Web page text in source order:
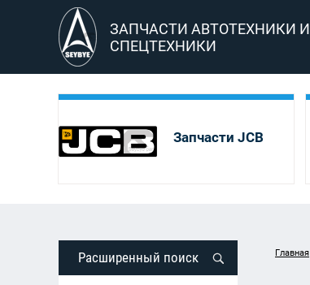
ЗАПЧАСТИ АВТОТЕХНИКИ И
СПЕЦТЕХНИКИ
Запчасти JCB
Расширенный поиск Главная